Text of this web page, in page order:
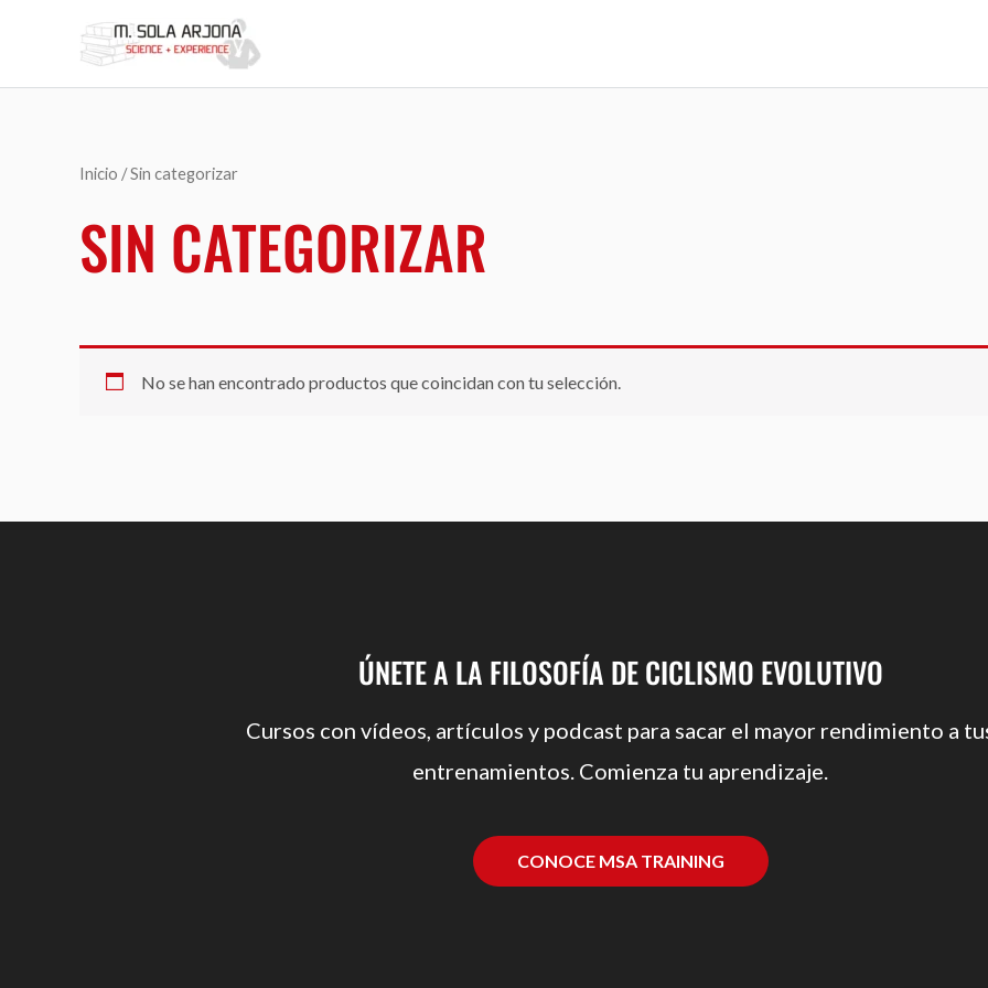
Inicio / Sin categorizar
SIN CATEGORIZAR
No se han encontrado productos que coincidan con tu selección.
ÚNETE A LA FILOSOFÍA DE CICLISMO EVOLUTIVO
Cursos con vídeos, artículos y podcast para sacar el mayor rendimiento a
entrenamientos. Comienza tu aprendizaje.
CONOCE MSA TRAINING